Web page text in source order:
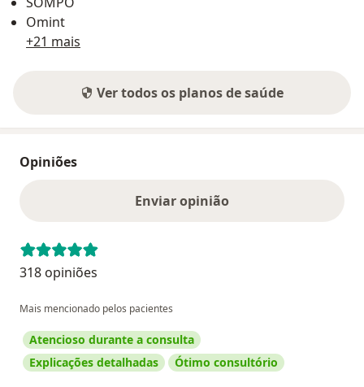
Omint
+21 mais
Ver todos os planos de saúde
Opiniões
Enviar opinião
318 opiniões
Mais mencionado pelos pacientes
Atencioso durante a consulta
Explicações detalhadas
Ótimo consultório